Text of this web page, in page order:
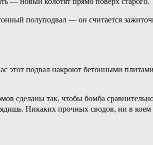
полуподвал — он считается
этот подвал накроют бетонными
сделаны так, чтобы бомба
Никаких прочных сводов, ни в коем